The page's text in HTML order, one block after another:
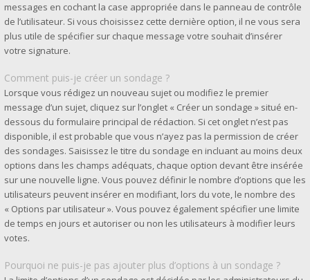
messages en cochant la case appropriée dans le panneau de contrôle
de l’utilisateur. Si vous choisissez cette dernière option, il ne vous sera
plus utile de spécifier sur chaque message votre souhait d’insérer
votre signature.
Comment puis-je créer un sondage ?
Lorsque vous rédigez un nouveau sujet ou modifiez le premier
message d’un sujet, cliquez sur l’onglet « Créer un sondage » situé en-
dessous du formulaire principal de rédaction. Si cet onglet n’est pas
disponible, il est probable que vous n’ayez pas la permission de créer
des sondages. Saisissez le titre du sondage en incluant au moins deux
options dans les champs adéquats, chaque option devant être insérée
sur une nouvelle ligne. Vous pouvez définir le nombre d’options que les
utilisateurs peuvent insérer en modifiant, lors du vote, le nombre des
« Options par utilisateur ». Vous pouvez également spécifier une limite
de temps en jours et autoriser ou non les utilisateurs à modifier leurs
votes.
Pourquoi ne puis-je pas ajouter plus d’options à un sondage ?